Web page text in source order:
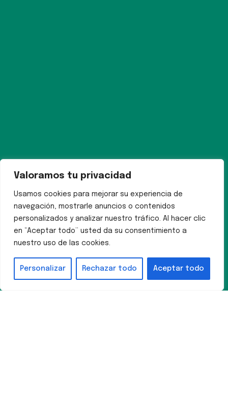
Valoramos tu privacidad
Usamos cookies para mejorar su experiencia de
navegación, mostrarle anuncios o contenidos
personalizados y analizar nuestro tráfico. Al hacer clic
en “Aceptar todo” usted da su consentimiento a
nuestro uso de las cookies.
Personalizar Rechazar todo Aceptar todo